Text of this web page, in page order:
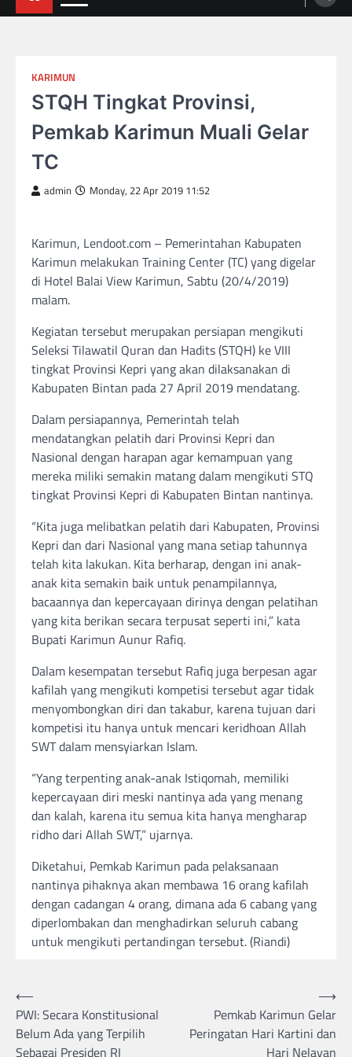
KARIMUN
STQH Tingkat Provinsi,
Pemkab Karimun Muali Gelar
TC
admin Monday, 22 Apr 2019 11:52
Karimun, Lendoot.com – Pemerintahan Kabupaten
Karimun melakukan Training Center (TC) yang digelar
di Hotel Balai View Karimun, Sabtu (20/4/2019)
malam.
Kegiatan tersebut merupakan persiapan mengikuti
Seleksi Tilawatil Quran dan Hadits (STQH) ke VIII
tingkat Provinsi Kepri yang akan dilaksanakan di
Kabupaten Bintan pada 27 April 2019 mendatang.
Dalam persiapannya, Pemerintah telah
mendatangkan pelatih dari Provinsi Kepri dan
Nasional dengan harapan agar kemampuan yang
mereka miliki semakin matang dalam mengikuti STQ
tingkat Provinsi Kepri di Kabupaten Bintan nantinya.
“Kita juga melibatkan pelatih dari Kabupaten, Provinsi
Kepri dan dari Nasional yang mana setiap tahunnya
telah kita lakukan. Kita berharap, dengan ini anak-
anak kita semakin baik untuk penampilannya,
bacaannya dan kepercayaan dirinya dengan pelatihan
yang kita berikan secara terpusat seperti ini,” kata
Bupati Karimun Aunur Rafiq.
Dalam kesempatan tersebut Rafiq juga berpesan agar
kafilah yang mengikuti kompetisi tersebut agar tidak
menyombongkan diri dan takabur, karena tujuan dari
kompetisi itu hanya untuk mencari keridhoan Allah
SWT dalam mensyiarkan Islam.
“Yang terpenting anak-anak Istiqomah, memiliki
kepercayaan diri meski nantinya ada yang menang
dan kalah, karena itu semua kita hanya mengharap
ridho dari Allah SWT,” ujarnya.
Diketahui, Pemkab Karimun pada pelaksanaan
nantinya pihaknya akan membawa 16 orang kafilah
dengan cadangan 4 orang, dimana ada 6 cabang yang
diperlombakan dan menghadirkan seluruh cabang
untuk mengikuti pertandingan tersebut. (Riandi)
Post
navigation
⟵
PWI: Secara Konstitusional
Belum Ada yang Terpilih
Sebagai Presiden RI
Pemkab Karimun Gelar
Peringatan Hari Kartini dan
Hari Nelayan
⟶